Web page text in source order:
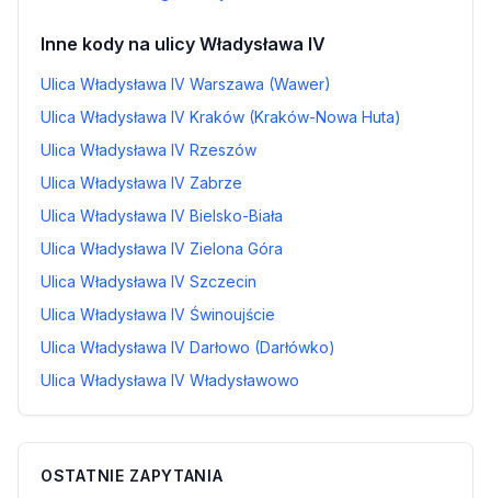
Inne kody na ulicy Władysława IV
Ulica Władysława IV Warszawa (Wawer)
Ulica Władysława IV Kraków (Kraków-Nowa Huta)
Ulica Władysława IV Rzeszów
Ulica Władysława IV Zabrze
Ulica Władysława IV Bielsko-Biała
Ulica Władysława IV Zielona Góra
Ulica Władysława IV Szczecin
Ulica Władysława IV Świnoujście
Ulica Władysława IV Darłowo (Darłówko)
Ulica Władysława IV Władysławowo
OSTATNIE ZAPYTANIA